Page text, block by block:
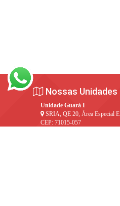
Nossas Unidades
Unidade Guará I
SRIA, QE 20, Área Especial E
CEP: 71015-057